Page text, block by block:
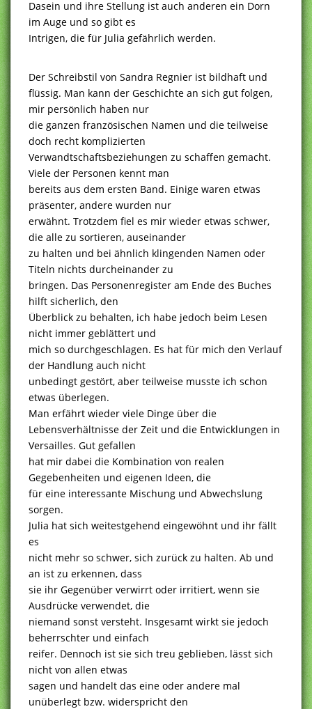
Dasein und ihre Stellung ist auch anderen ein Dorn
im Auge und so gibt es
Intrigen, die für Julia gefährlich werden.
Der Schreibstil von Sandra Regnier ist bildhaft und
flüssig. Man kann der Geschichte an sich gut folgen,
mir persönlich haben nur
die ganzen französischen Namen und die teilweise
doch recht komplizierten
Verwandtschaftsbeziehungen zu schaffen gemacht.
Viele der Personen kennt man
bereits aus dem ersten Band. Einige waren etwas
präsenter, andere wurden nur
erwähnt. Trotzdem fiel es mir wieder etwas schwer,
die alle zu sortieren, auseinander
zu halten und bei ähnlich klingenden Namen oder
Titeln nichts durcheinander zu
bringen. Das Personenregister am Ende des Buches
hilft sicherlich, den
Überblick zu behalten, ich habe jedoch beim Lesen
nicht immer geblättert und
mich so durchgeschlagen. Es hat für mich den Verlauf
der Handlung auch nicht
unbedingt gestört, aber teilweise musste ich schon
etwas überlegen.
Man erfährt wieder viele Dinge über die
Lebensverhältnisse der Zeit und die Entwicklungen in
Versailles. Gut gefallen
hat mir dabei die Kombination von realen
Gegebenheiten und eigenen Ideen, die
für eine interessante Mischung und Abwechslung
sorgen.
Julia hat sich weitestgehend eingewöhnt und ihr fällt
es
nicht mehr so schwer, sich zurück zu halten. Ab und
an ist zu erkennen, dass
sie ihr Gegenüber verwirrt oder irritiert, wenn sie
Ausdrücke verwendet, die
niemand sonst versteht. Insgesamt wirkt sie jedoch
beherrschter und einfach
reifer. Dennoch ist sie sich treu geblieben, lässt sich
nicht von allen etwas
sagen und handelt das eine oder andere mal
unüberlegt bzw. widerspricht den